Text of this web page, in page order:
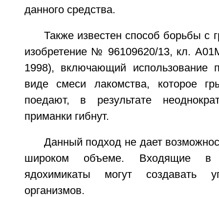
данного средства.
Также известен способ борьбы с
изобретение № 96109620/13, кл.
1998), включающий использование
виде смеси лакомства, которое
поедают, в результате
приманки гибнут.
Данный подход не дает
широком объеме. Входящие в
ядохимикаты могут создавать
организмов.